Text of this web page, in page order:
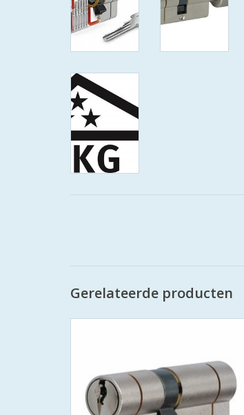
Gerelateerde producten
- standaard geleverd met 3 sleutels
- 6 pins cilinder met gehard stalen pinnen
- voorzien van beveiliging tegen boren en
kerntrekken